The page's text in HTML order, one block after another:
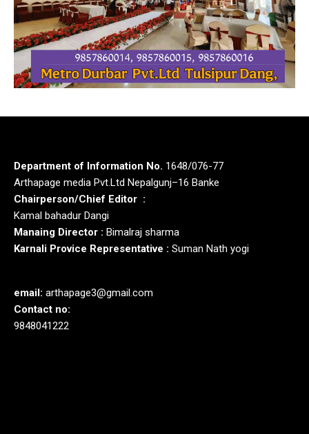
Department of Information No. 1648/076-77
Arthapage media Pvt.Ltd Nepalgunj–16 Banke
Chairperson/Chief Editor :
Kamal bahadur Dangi
Manaing Director : Bimalraj sharma
Karnali Provice Representative : Suman Nath yogi
email: arthapage3@gmail.com
Contact no:
9848041222